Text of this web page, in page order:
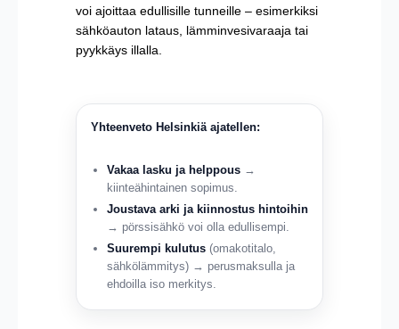
voi ajoittaa edullisille tunneille – esimerkiksi
sähköauton lataus, lämminvesivaraaja tai
pyykkäys illalla.
Yhteenveto Helsinkiä ajatellen:
Vakaa lasku ja helppous →
kiinteähintainen sopimus.
Joustava arki ja kiinnostus hintoihin
→ pörssisähkö voi olla edullisempi.
Suurempi kulutus (omakotitalo,
sähkölämmitys) → perusmaksulla ja
ehdoilla iso merkitys.